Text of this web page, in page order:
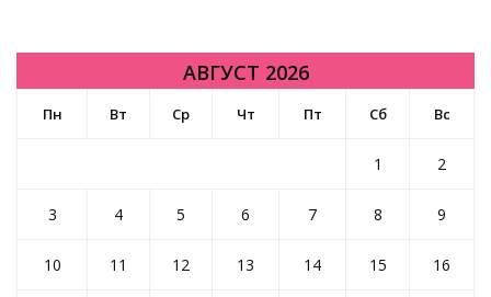
АВГУСТ 2026
Пн Вт Ср Чт Пт Сб Вс
1 2
3 4 5 6 7 8 9
10 11 12 13 14 15 16